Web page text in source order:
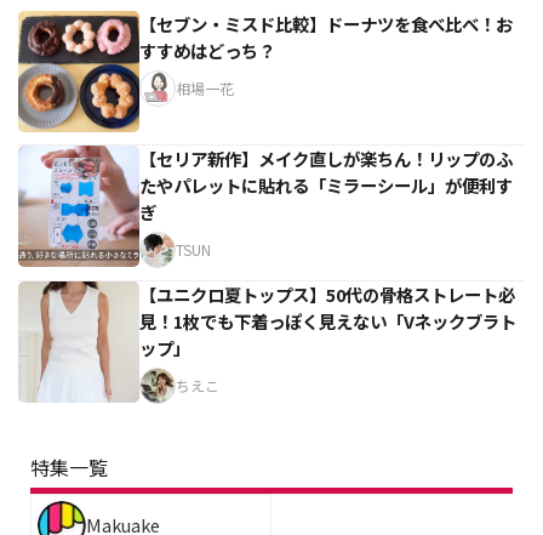
【セブン・ミスド比較】ドーナツを食べ比べ！お
すすめはどっち？
相場一花
【セリア新作】メイク直しが楽ちん！リップのふ
たやパレットに貼れる「ミラーシール」が便利す
ぎ
TSUN
【ユニクロ夏トップス】50代の骨格ストレート必
見！1枚でも下着っぽく見えない「Vネックブラト
ップ」
ちえこ
特集一覧
Makuake